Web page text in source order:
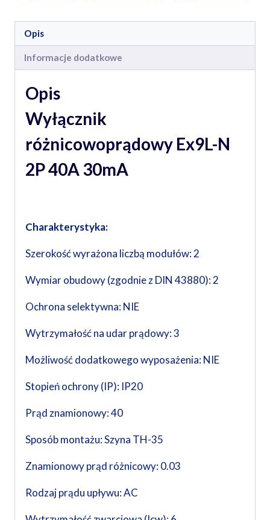
Opis
Informacje dodatkowe
Opis
Wyłącznik
różnicowoprądowy Ex9L-N
2P 40A 30mA
Charakterystyka:
Szerokość wyrażona liczbą modułów: 2
Wymiar obudowy (zgodnie z DIN 43880): 2
Ochrona selektywna: NIE
Wytrzymałość na udar prądowy: 3
Możliwość dodatkowego wyposażenia: NIE
Stopień ochrony (IP): IP20
Prąd znamionowy: 40
Sposób montażu: Szyna TH-35
Znamionowy prąd różnicowy: 0.03
Rodzaj prądu upływu: AC